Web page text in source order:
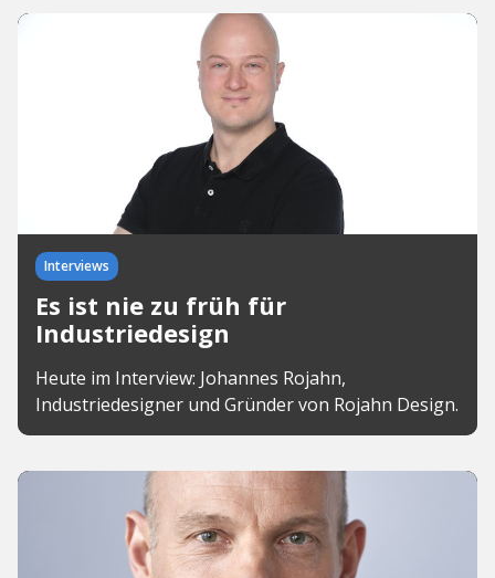
Interviews
Es ist nie zu früh für
Industriedesign
Heute im Interview: Johannes Rojahn,
Industriedesigner und Gründer von Rojahn Design.